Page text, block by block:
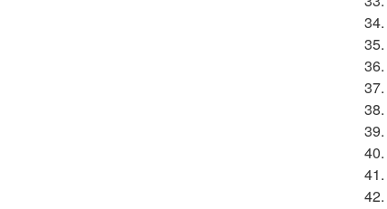
34.
35.
36.
37.
38.
39.
40.
41.
42.